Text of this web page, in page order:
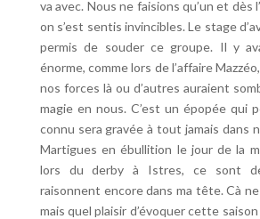
va avec. Nous ne faisions qu’un et dès
on s’est sentis invincibles. Le stage
permis de souder ce groupe. Il y
énorme, comme lors de l’affaire
nos forces là ou d’autres auraient
magie en nous. C’est un épopée qui
connu sera gravée à tout jamais dans
Martigues en ébullition le jour de la
lors du derby à Istres, ce sont
raisonnent encore dans ma tête. Cà
mais quel plaisir d’évoquer cette